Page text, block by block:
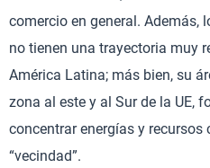
comercio en general. Además,
no tienen una trayectoria muy
América Latina; más bien, su
zona al este y al Sur de la UE,
concentrar energías y
“vecindad”.